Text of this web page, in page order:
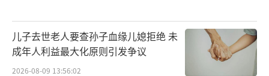
儿子去世老人要查孙子血缘儿媳拒绝 未
成年人利益最大化原则引发争议
2026-08-09 13:56:02